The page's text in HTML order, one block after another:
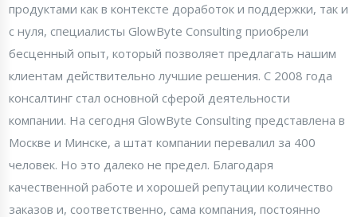
продуктами как в контексте доработок и поддержки, так и
с нуля, специалисты GlowByte Consulting приобрели
бесценный опыт, который позволяет предлагать нашим
клиентам действительно лучшие решения. С 2008 года
консалтинг стал основной сферой деятельности
компании. На сегодня GlowByte Consulting представлена в
Москве и Минске, а штат компании перевалил за 400
человек. Но это далеко не предел. Благодаря
качественной работе и хорошей репутации количество
заказов и, соответственно, сама компания, постоянно